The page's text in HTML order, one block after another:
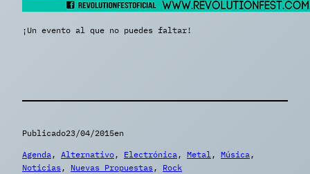
¡Un evento al que no puedes faltar!
Publicado23/04/2015en
Agenda, Alternativo, Electrónica, Metal, Música
Noticias, Nuevas Propuestas, Rock